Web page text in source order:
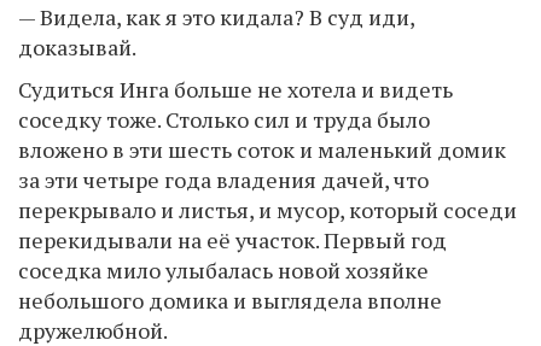
— Видела, как я это кидала? В суд иди,
доказывай.
Судиться Инга больше не хотела и видеть
соседку тоже. Столько сил и труда было
вложено в эти шесть соток и маленький домик
за эти четыре года владения дачей, что
перекрывало и листья, и мусор, который соседи
перекидывали на её участок. Первый год
соседка мило улыбалась новой хозяйке
небольшого домика и выглядела вполне
дружелюбной.